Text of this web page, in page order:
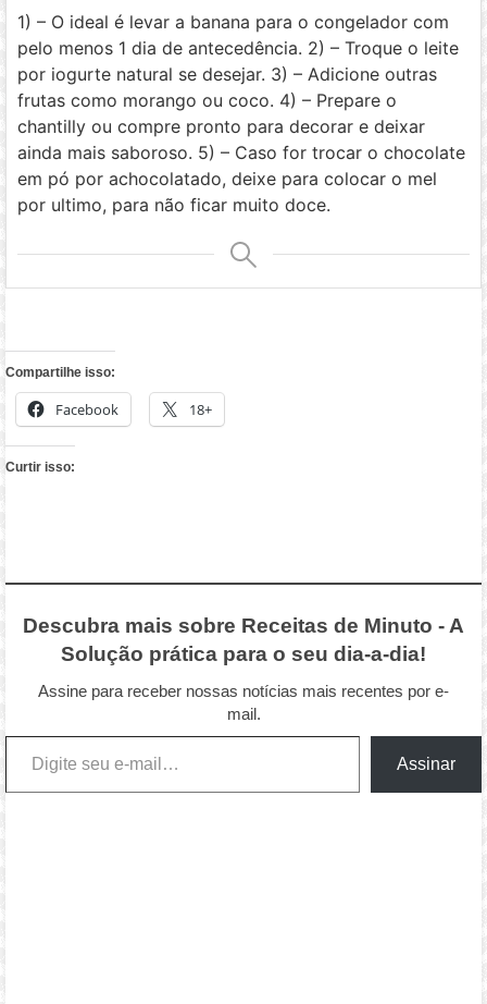
1) – O ideal é levar a banana para o congelador com
pelo menos 1 dia de antecedência. 2) – Troque o leite
por iogurte natural se desejar. 3) – Adicione outras
frutas como morango ou coco. 4) – Prepare o
chantilly ou compre pronto para decorar e deixar
ainda mais saboroso. 5) – Caso for trocar o chocolate
em pó por achocolatado, deixe para colocar o mel
por ultimo, para não ficar muito doce.
Compartilhe isso:
Facebook 18+
Curtir isso:
Descubra mais sobre Receitas de Minuto - A
Solução prática para o seu dia-a-dia!
Assine para receber nossas notícias mais recentes por e-
mail.
Digite seu e-mail…
Assinar